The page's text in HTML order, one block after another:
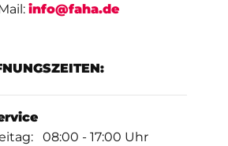
info@faha.de
08:00 - 17:00 Uhr